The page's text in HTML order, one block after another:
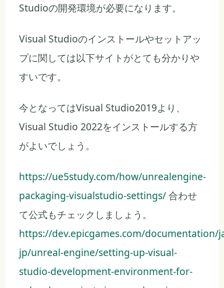
Studioの開発環境が必要になります。
Visual Studioのインストールやセットアッ
プに関しては以下サイトがとても分かりや
すいです。
今となってはVisual Studio2019より、
Visual Studio 2022をインストールする方
がよいでしょう。
https://ue5study.com/how/unrealengine-
packaging-visualstudio-settings/合わせ
て公式もチェックしましょう。
https://dev.epicgames.com/documentation/
jp/unreal-engine/setting-up-visual-
studio-development-environment-for-